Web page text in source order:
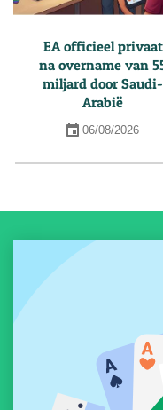
EA officieel privaat
na overname van
miljard door Saudi-
Arabië
06/08/2026